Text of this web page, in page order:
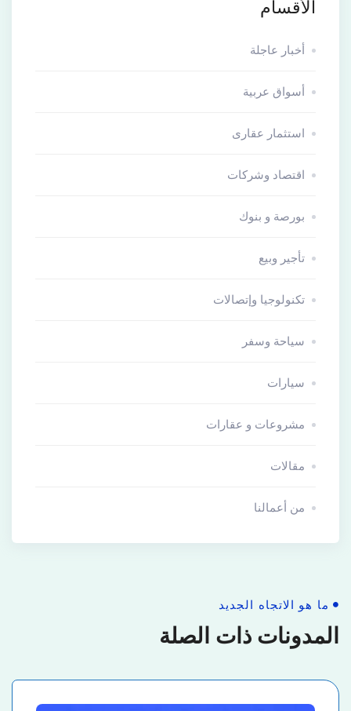
الأقسام
أخبار عاجلة
أسواق عربية
استثمار عقارى
اقتصاد وشركات
بورصة و بنوك
تأجير وبيع
تكنولوجيا وإتصالات
سياحة وسفر
سيارات
مشروعات و عقارات
مقالات
من أعمالنا
ما هو الاتجاه الجديد
المدونات ذات الصلة